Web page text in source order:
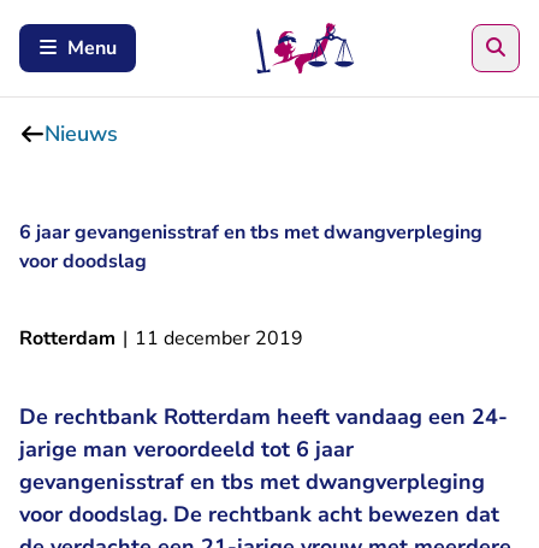
Menu
Nieuws
6 jaar gevangenisstraf en tbs met dwangverpleging
voor doodslag
Rotterdam | 11 december 2019
De rechtbank Rotterdam heeft vandaag een 24-
jarige man veroordeeld tot 6 jaar
gevangenisstraf en tbs met dwangverpleging
voor doodslag. De rechtbank acht bewezen dat